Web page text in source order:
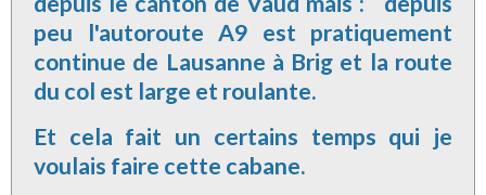
peu l'autoroute A9 est pratiquement
continue de Lausanne à Brig et la route
du col est large et roulante.
Et cela fait un certains temps qui je
voulais faire cette cabane.